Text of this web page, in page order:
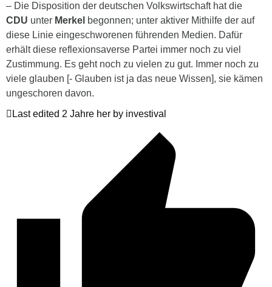
– Die Disposition der deutschen Volkswirtschaft hat die
CDU unter Merkel begonnen; unter aktiver Mithilfe der auf
diese Linie eingeschworenen führenden Medien. Dafür
erhält diese reflexionsaverse Partei immer noch zu viel
Zustimmung. Es geht noch zu vielen zu gut. Immer noch zu
viele glauben [- Glauben ist ja das neue Wissen], sie kämen
ungeschoren davon.
Last edited 2 Jahre her by investival